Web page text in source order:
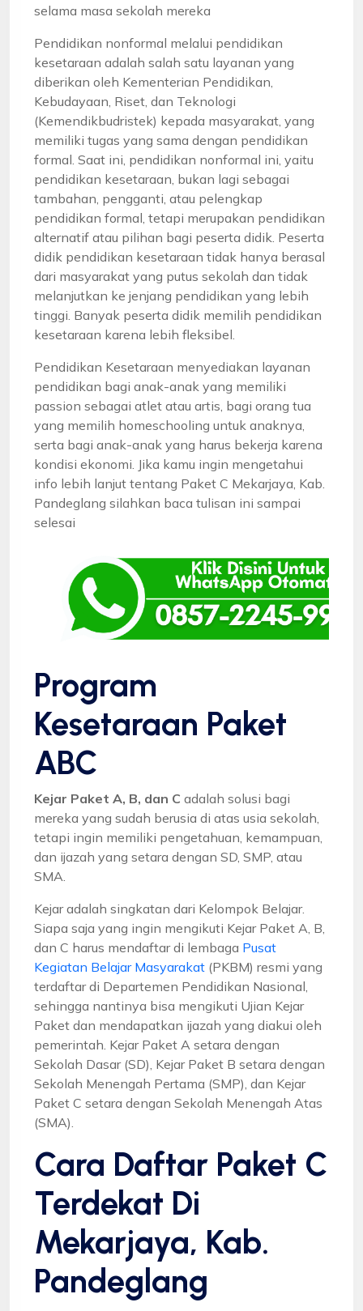
selama masa sekolah mereka
Pendidikan nonformal melalui pendidikan
kesetaraan adalah salah satu layanan yang
diberikan oleh Kementerian Pendidikan,
Kebudayaan, Riset, dan Teknologi
(Kemendikbudristek) kepada masyarakat, yang
memiliki tugas yang sama dengan pendidikan
formal. Saat ini, pendidikan nonformal ini, yaitu
pendidikan kesetaraan, bukan lagi sebagai
tambahan, pengganti, atau pelengkap
pendidikan formal, tetapi merupakan pendidikan
alternatif atau pilihan bagi peserta didik. Peserta
didik pendidikan kesetaraan tidak hanya berasal
dari masyarakat yang putus sekolah dan tidak
melanjutkan ke jenjang pendidikan yang lebih
tinggi. Banyak peserta didik memilih pendidikan
kesetaraan karena lebih fleksibel.
Pendidikan Kesetaraan menyediakan layanan
pendidikan bagi anak-anak yang memiliki
passion sebagai atlet atau artis, bagi orang tua
yang memilih homeschooling untuk anaknya,
serta bagi anak-anak yang harus bekerja karena
kondisi ekonomi. Jika kamu ingin mengetahui
info lebih lanjut tentang Paket C Mekarjaya, Kab.
Pandeglang silahkan baca tulisan ini sampai
selesai
Program
Kesetaraan Paket
ABC
Kejar Paket A, B, dan C adalah solusi bagi
mereka yang sudah berusia di atas usia sekolah,
tetapi ingin memiliki pengetahuan, kemampuan,
dan ijazah yang setara dengan SD, SMP, atau
SMA.
Kejar adalah singkatan dari Kelompok Belajar.
Siapa saja yang ingin mengikuti Kejar Paket A, B,
dan C harus mendaftar di lembaga Pusat
Kegiatan Belajar Masyarakat (PKBM) resmi yang
terdaftar di Departemen Pendidikan Nasional,
sehingga nantinya bisa mengikuti Ujian Kejar
Paket dan mendapatkan ijazah yang diakui oleh
pemerintah. Kejar Paket A setara dengan
Sekolah Dasar (SD), Kejar Paket B setara dengan
Sekolah Menengah Pertama (SMP), dan Kejar
Paket C setara dengan Sekolah Menengah Atas
(SMA).
Cara Daftar Paket C
Terdekat Di
Mekarjaya, Kab.
Pandeglang